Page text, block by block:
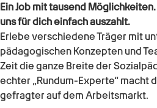
Ein Job mit tausend
uns für dich einfach auszahlt.
Erlebe verschiedene Träger mit
pädagogischen Konzepten und
Zeit die ganze Breite der
echter „Rundum-Experte“ macht
gefragter auf dem Arbeitsmarkt.